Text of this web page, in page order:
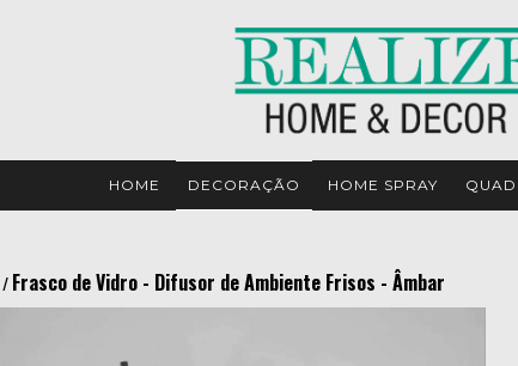
HOME DECORAÇÃO HOME SPRAY
/Frasco de Vidro - Difusor de Ambiente Frisos - Âmbar